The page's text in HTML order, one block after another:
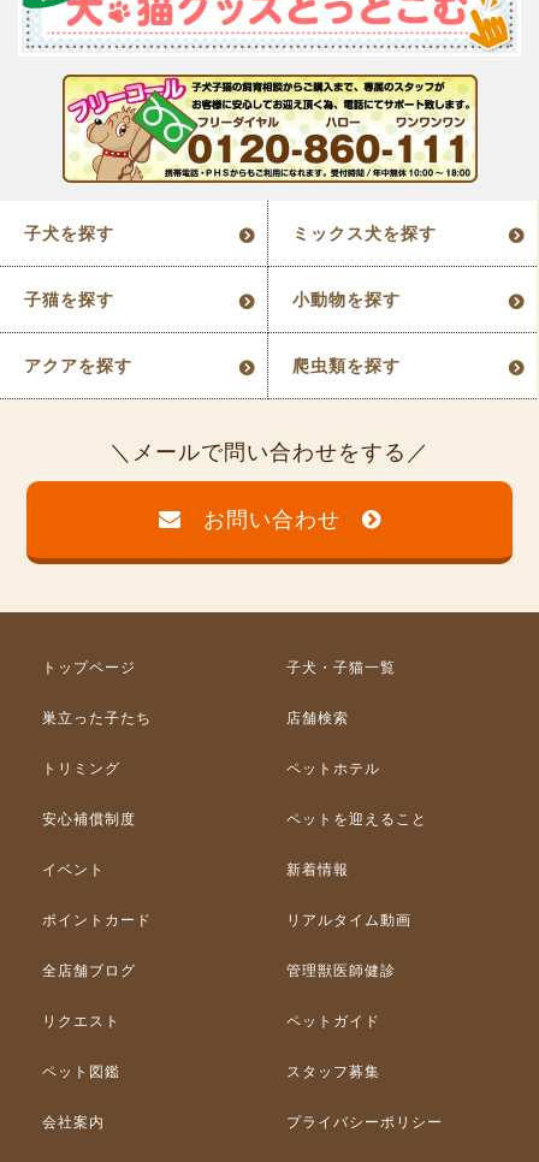
子犬を探す ミックス犬を探す
子猫を探す 小動物を探す
アクアを探す 爬虫類を探す
メールで問い合わせをする
お問い合わせ
トップページ 子犬・子猫一覧
巣立った子たち 店舗検索
トリミング ペットホテル
安心補償制度 ペットを迎えること
イベント 新着情報
ポイントカード リアルタイム動画
全店舗ブログ 管理獣医師健診
リクエスト ペットガイド
ペット図鑑 スタッフ募集
会社案内 プライバシーポリシー